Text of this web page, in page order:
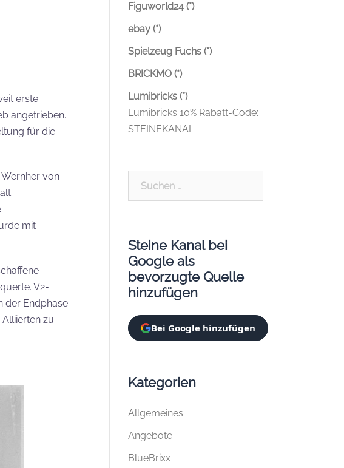
erste
angetrieben.
für die
von
mit
V2-
der Endphase
zu
Figuworld24 (*)
ebay (*)
Spielzeug Fuchs (*)
BRICKMO (*)
Lumibricks (*)
Lumibricks 10% Rabatt-Code:
STEINEKANAL
Steine Kanal bei
Google als
bevorzugte Quelle
hinzufügen
Bei Google hinzufügen
Kategorien
Allgemeines
Angebote
BlueBrixx